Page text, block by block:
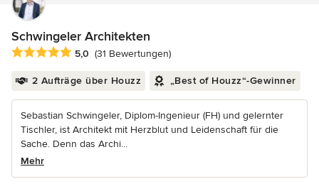
Schwingeler Architekten
Durchschnittliche Bewertung: 5 von 5 Sternen
5,0 (31 Bewertungen)
2 Aufträge über Houzz „Best of Houzz“-Gewinner
Sebastian Schwingeler, Diplom-Ingenieur (FH) und gelernter
Tischler, ist Architekt mit Herzblut und Leidenschaft für die
Sache. Denn das Archi...
Mehr